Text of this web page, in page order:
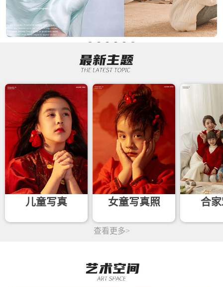
儿童写真 女童写真照 合
查看更多>